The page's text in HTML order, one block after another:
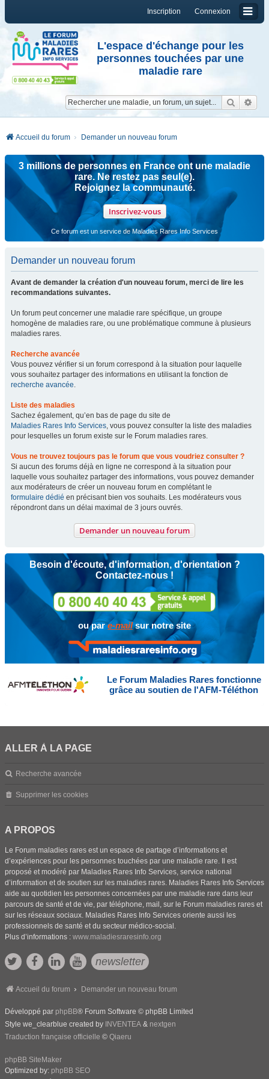
Connexion
Inscription
L'espace d'échange pour les
personnes touchées par une
maladie rare
Accueil du forum Demander un nouveau forum
3 millions de personnes en France ont une maladie
rare. Ne restez pas seul(e).
Rejoignez la communauté.
Inscrivez-vous
Ce forum est un service de Maladies Rares Info Services
Demander un nouveau forum
Avant de demander la création d'un nouveau forum, merci de lire les
recommandations suivantes.
Un forum peut concerner une maladie rare spécifique, un groupe
homogène de maladies rare, ou une problématique commune à plusieurs
maladies rares.
Recherche avancée
Vous pouvez vérifier si un forum correspond à la situation pour laquelle
vous souhaitez partager des informations en utilisant la fonction de
recherche avancée.
Liste des maladies
Sachez également, qu’en bas de page du site de
Maladies Rares Info Services, vous pouvez consulter la liste des maladies
pour lesquelles un forum existe sur le Forum maladies rares.
Vous ne trouvez toujours pas le forum que vous voudriez consulter ?
Si aucun des forums déjà en ligne ne correspond à la situation pour
laquelle vous souhaitez partager des informations, vous pouvez demander
aux modérateurs de créer un nouveau forum en complétant le
formulaire dédié en précisant bien vos souhaits. Les modérateurs vous
répondront dans un délai maximal de 3 jours ouvrés.
Demander un nouveau forum
Besoin d'écoute, d'information, d'orientation ?
Contactez-nous !
ou pare-mailsur notre site
Le Forum Maladies Rares fonctionne
grâce au soutien de l'AFM-Téléthon
ALLER À LA PAGE
Recherche avancée
Supprimer les cookies
A PROPOS
Le Forum maladies rares est un espace de partage d’informations et
d’expériences pour les personnes touchées par une maladie rare. Il est
proposé et modéré par Maladies Rares Info Services, service national
d’information et de soutien sur les maladies rares. Maladies Rares Info Services
aide au quotidien les personnes concernées par une maladie rare dans leur
parcours de santé et de vie, par téléphone, mail, sur le Forum maladies rares et
sur les réseaux sociaux. Maladies Rares Info Services oriente aussi les
professionnels de santé et du secteur médico-social.
Plus d’informations : www.maladiesraresinfo.org
newsletter
Accueil du forum Demander un nouveau forum
Développé par phpBB® Forum Software © phpBB Limited
Style we_clearblue created by INVENTEA & nextgen
Traduction française officielle © Qiaeru
phpBB SiteMaker
Optimized by: phpBB SEO